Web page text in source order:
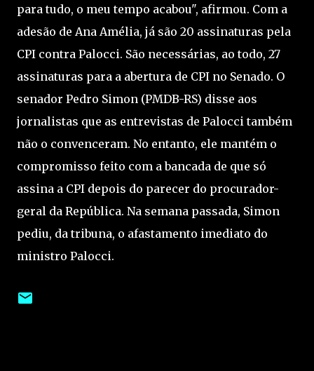
para tudo, o meu tempo acabou", afirmou. Com a
adesão de Ana Amélia, já são 20 assinaturas pela
CPI contra Palocci. São necessárias, ao todo, 27
assinaturas para a abertura de CPI no Senado. O
senador Pedro Simon (PMDB-RS) disse aos
jornalistas que as entrevistas de Palocci também
não o convenceram. No entanto, ele mantém o
compromisso feito com a bancada de que só
assina a CPI depois do parecer do procurador-
geral da República. Na semana passada, Simon
pediu, da tribuna, o afastamento imediato do
ministro Palocci.